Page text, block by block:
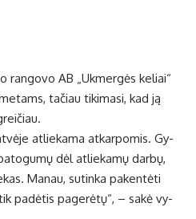
ran­go­vo AB „Uk­mer­gės ke­liai“
ta­čiau ti­ki­ma­si, kad ją
at­lie­ka­ma at­kar­po­mis. Gy­
dėl at­lie­ka­mų dar­bų,
Ma­nau, su­tin­ka pa­ken­tė­ti
pa­dė­tis pa­ge­rė­tų“, – sa­kė vy­